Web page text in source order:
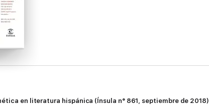
en literatura hispánica (Ínsula n° 861, septiembre de 2018)